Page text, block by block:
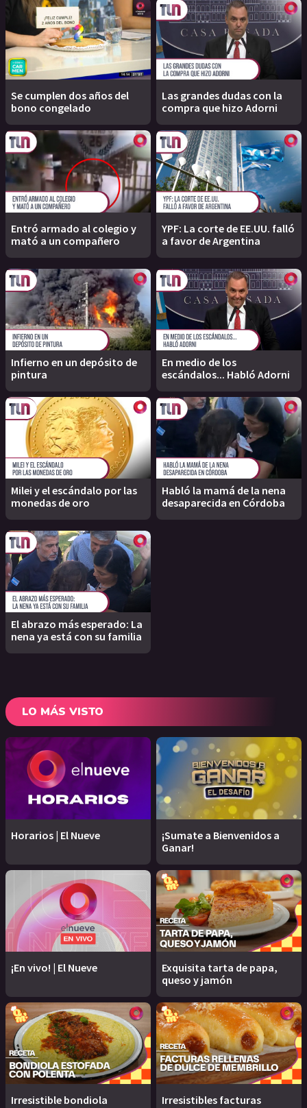
Se cumplen dos años del
bono congelado
Las grandes dudas con la
compra que hizo Adorni
Entró armado al colegio y
mató a un compañero
YPF: La corte de EE.UU. falló
a favor de Argentina
Infierno en un depósito de
pintura
En medio de los
escándalos... Habló Adorni
Milei y el escándalo por las
monedas de oro
Habló la mamá de la nena
desaparecida en Córdoba
El abrazo más esperado: La
nena ya está con su familia
LO MÁS VISTO
Horarios | El Nueve
¡Sumate a Bienvenidos a
Ganar!
¡En vivo! | El Nueve
Exquisita tarta de papa,
queso y jamón
Irresistible bondiola
Irresistibles facturas